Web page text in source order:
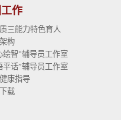
作
三能力特色育人
构
绘智”辅导员工作室
平话”辅导员工作室
康指导
载